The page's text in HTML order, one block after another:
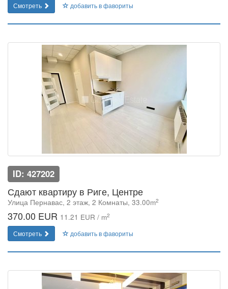
Смотреть добавить в фавориты
ID: 427202
Сдают квартиру в Риге, Центре
Улица Пернавас, 2 этаж, 2 Комнаты, 33.00m2
370.00 EUR 11.21 EUR / m2
Смотреть добавить в фавориты